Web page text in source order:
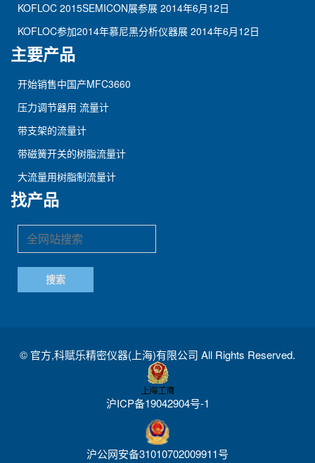
KOFLOC 2015SEMICON展参展 2014年6月12日
KOFLOC参加2014年慕尼黑分析仪器展 2014年6月12日
主要产品
开始销售中国产MFC3660
压力调节器用 流量计
带支架的流量计
带磁簧开关的树脂流量计
大流量用树脂制流量计
找产品
© 官方,科赋乐精密仪器(上海)有限公司 All Rights Reserved.
沪ICP备19042904号-1
沪公网安备31010702009911号